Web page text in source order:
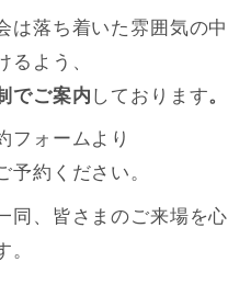
は落ち着いた雰囲気の
るよう、
でご案内 しております。
フォームより
予約ください。
同、皆さまのご来場を
。